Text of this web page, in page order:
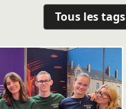
Tous les tags